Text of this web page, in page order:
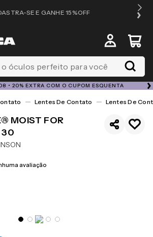
SE E GANHE 15%OFF
para você
• 20% EXTRA COM O CUPOM ESQUENTA
Lentes De Contato Lentes De
MOIST FOR
30
avaliação